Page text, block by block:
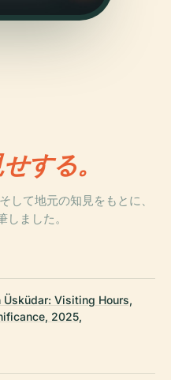
する。
して地元の知見をもとに、
ました。
Visiting Hours,
2025,